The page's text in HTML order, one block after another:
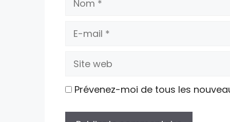
E-
Site
Prévenez-moi de tous les